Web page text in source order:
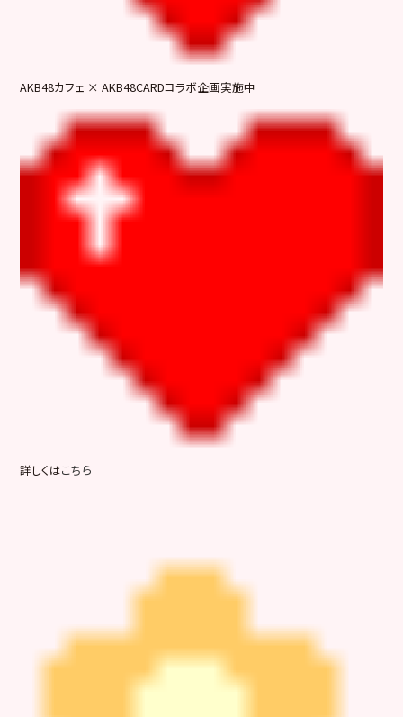
AKB48カフェ × AKB48CARDコラボ企画実施中
詳しくはこちら